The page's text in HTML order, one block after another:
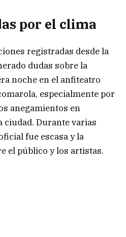
por el clima
registradas desde la
dudas sobre la
noche en el anfiteatro
especialmente por
anegamientos en
ciudad. Durante varias
fue escasa y la
el público y los artistas.